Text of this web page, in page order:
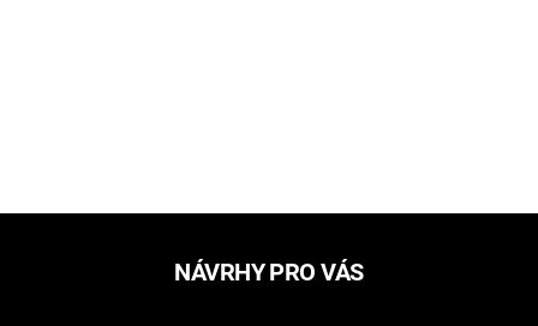
NÁVRHY PRO VÁS